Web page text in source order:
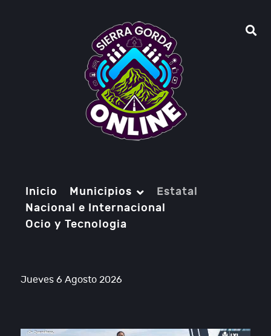
Inicio Municipios
Estatal
Nacional e Internacional
Ocio y Tecnologia
Jueves 6 Agosto 2026